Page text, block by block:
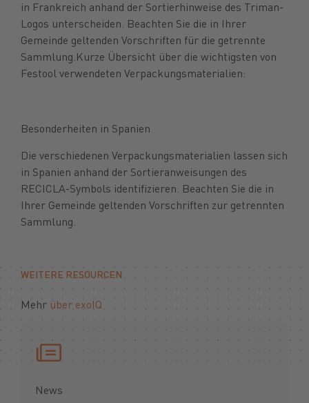
in Frankreich anhand der Sortierhinweise des Triman-
Logos unterscheiden. Beachten Sie die in Ihrer
Gemeinde geltenden Vorschriften für die getrennte
Sammlung.Kurze Übersicht über die wichtigsten von
Festool verwendeten Verpackungsmaterialien:
Besonderheiten in Spanien
Die verschiedenen Verpackungsmaterialien lassen sich
in Spanien anhand der Sortieranweisungen des
RECICLA-Symbols identifizieren. Beachten Sie die in
Ihrer Gemeinde geltenden Vorschriften zur getrennten
Sammlung.
WEITERE RESOURCEN
Mehr über exoIQ
News